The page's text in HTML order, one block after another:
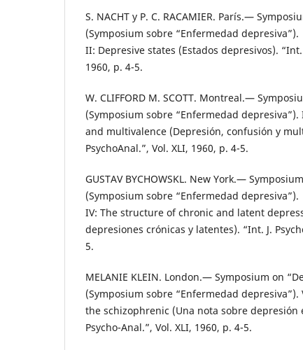
S. NACHT y P. C. RACAMIER. París.—
(Symposium sobre “Enfermedad depresiva”).
II: Depresive states (Estados depresivos). “Int.
1960, p. 4-5.
W. CLIFFORD M. SCOTT. Montreal.—
(Symposium sobre “Enfermedad
and multivalence (Depresión, confusión y
PsychoAnal.”, Vol. XLI, 1960, p. 4-5.
GUSTAV BYCHOWSKL. New York.—
(Symposium sobre “Enfermedad depresiva”).
IV: The structure of chronic and latent
depresiones crónicas y latentes). “Int. J.
5.
MELANIE KLEIN. London.— Symposium on
(Symposium sobre “Enfermedad
the schizophrenic (Una nota sobre depresión
Psycho-Anal.”, Vol. XLI, 1960, p. 4-5.